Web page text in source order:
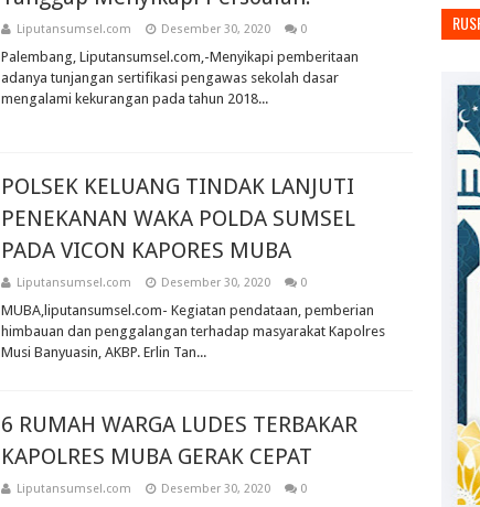
Liputansumsel.com Desember 30, 2020 0
Palembang, Liputansumsel.com,-Menyikapi pemberitaan
adanya tunjangan sertifikasi pengawas sekolah dasar
mengalami kekurangan pada tahun 2018...
POLSEK KELUANG TINDAK LANJUTI
PENEKANAN WAKA POLDA SUMSEL
PADA VICON KAPORES MUBA
Liputansumsel.com Desember 30, 2020 0
MUBA,liputansumsel.com- Kegiatan pendataan, pemberian
himbauan dan penggalangan terhadap masyarakat Kapolres
Musi Banyuasin, AKBP. Erlin Tan...
6 RUMAH WARGA LUDES TERBAKAR
KAPOLRES MUBA GERAK CEPAT
Liputansumsel.com Desember 30, 2020 0